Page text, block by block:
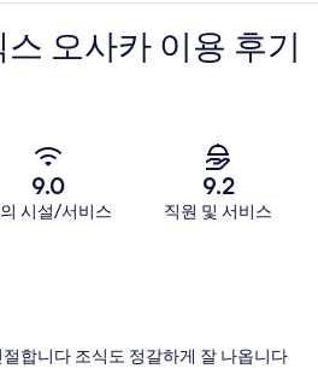
오사카 이용 후기
9.0
시설/서비스
9.2
직원 및 서비스
합니다 조식도 정갈하게 잘 나옵니다